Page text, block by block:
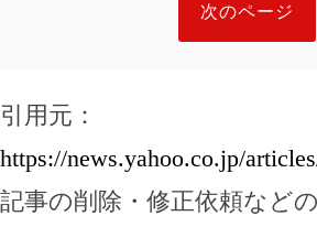
次のページ
引用元：
https://news.yahoo.co.jp/
記事の削除・修正依頼など